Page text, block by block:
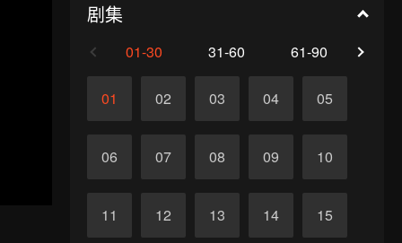
剧集
01-30 31-60 61-90
01 02 03 04 05
06 07 08 09 10
11 12 13 14 15